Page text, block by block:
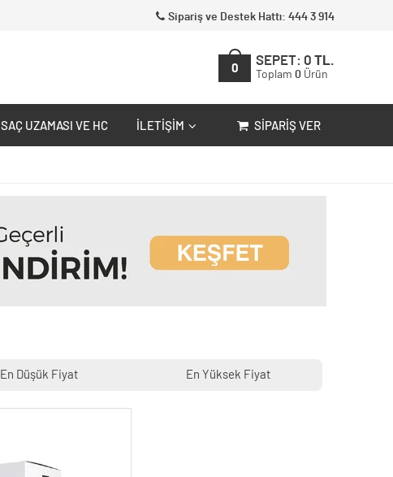
Sipariş ve Destek Hattı: 444 3 914
0
SEPET: 0 TL.
Toplam 0 Ürün
SAÇ UZAMASI VE HC İLETIŞIM SIPARIŞ VER
En Düşük Fiyat En Yüksek Fiyat